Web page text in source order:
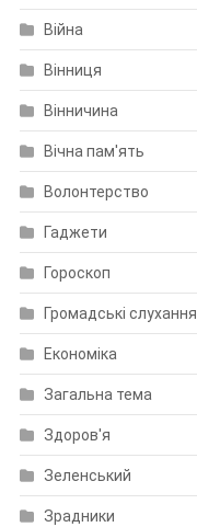
Війна
Вінниця
Вінничина
Вічна пам'ять
Волонтерство
Гаджети
Гороскоп
Громадські слухання
Економіка
Загальна тема
Здоров'я
Зеленський
Зрадники